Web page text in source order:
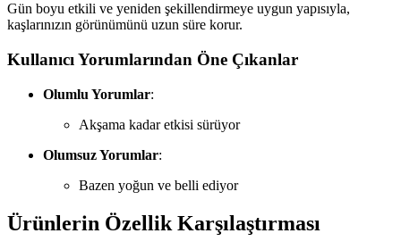
Gün boyu etkili ve yeniden şekillendirmeye uygun yapısıyla,
kaşlarınızın görünümünü uzun süre korur.
Kullanıcı Yorumlarından Öne Çıkanlar
Olumlu Yorumlar:
Akşama kadar etkisi sürüyor
Olumsuz Yorumlar:
Bazen yoğun ve belli ediyor
Ürünlerin Özellik Karşılaştırması